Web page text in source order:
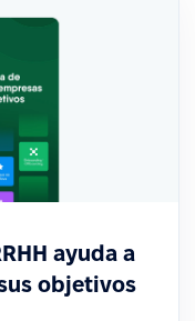
ayuda a
objetivos